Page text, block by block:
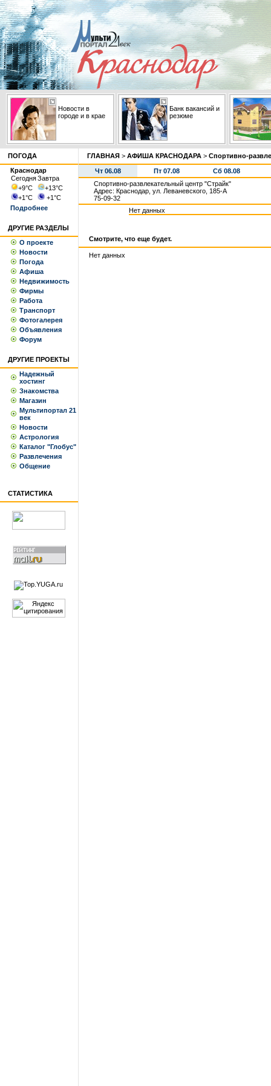
Новости в
городе и в крае
Банк вакансий и
резюме
ПОГОДА
Краснодар
СегодняЗавтра
+9°С +13°С
+1°С +1°С
Подробнее
ДРУГИЕ РАЗДЕЛЫ
О проекте
Новости
Погода
Афиша
Недвижимость
Фирмы
Работа
Транспорт
Фотогалерея
Объявления
Форум
ДРУГИЕ ПРОЕКТЫ
Надежный
хостинг
Знакомства
Магазин
Мультипортал 21
век
Новости
Астрология
Каталог "Глобус"
Развлечения
Общение
СТАТИСТИКА
ГЛАВНАЯ > АФИША КРАСНОДАРА > Спортивно-
Чт 06.08 Пт 07.08
Сб 08.08
Спортивно-развлекательный центр "Страйк"
Адрес: Краснодар, ул. Леваневского, 185-А
75-09-32
Нет данных
Смотрите, что еще будет.
Нет данных